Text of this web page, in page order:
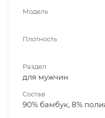
Модель
Плотность
Раздел
для мужчин
Состав
90% бамбук, 8%